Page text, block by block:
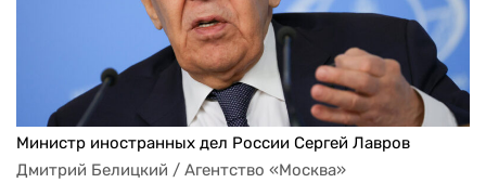
Министр иностранных дел России Сергей Лавров
Дмитрий Белицкий / Агентство «Москва»